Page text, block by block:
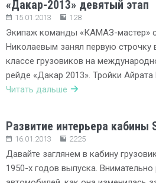
«Дакар-2013» девятый этап
15.01.2013 128
Экипаж команды «КАМАЗ-мастер»
Николаевым занял первую строчку
классе грузовиков на
рейде «Дакар 2013». Тройки
Читать дальше
Развитие интерьера кабины
16.01.2013 2225
Давайте заглянем в кабину
1950-х годов выпуска.